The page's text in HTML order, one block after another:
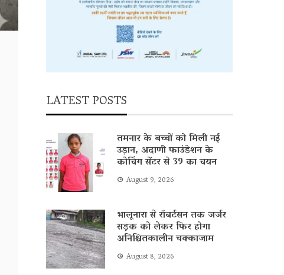
LATEST POSTS
तमनार के बच्चों को मिली नई
उड़ान, अदाणी फाउंडेशन के
कोचिंग सेंटर से 39 का चयन
August 9, 2026
भालूनारा से रॉबर्टसन तक जर्जर
सड़क को लेकर फिर होगा
अनिश्चितकालीन चक्काजाम
August 8, 2026